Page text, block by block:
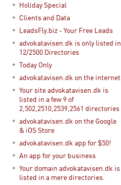
Holiday Special
Clients and Data
LeadsFly.biz - Your Free Leads
advokatavisen.dk is only listed in
12/2500 Directories
Today Only
advokatavisen.dk on the internet
Your site advokatavisen.dk is
listed in a few 9 of
2,502,2510,2539,2561 directories
advokatavisen.dk on the Google
& iOS Store
advokatavisen.dk app for $50!
An app for your business
Your domain advokatavisen.dk is
listed in a mere directories.